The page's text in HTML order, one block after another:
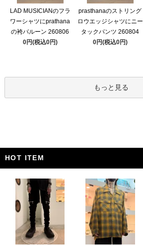
LAD MUSICIANのフラ
ワーシャツにprathana
の袴バルーン 260806
0円(税込0円)
prasthanaのストリング
ロウエッジシャツにニー
タックパンツ 260804
0円(税込0円)
もっと見る
HOT ITEM